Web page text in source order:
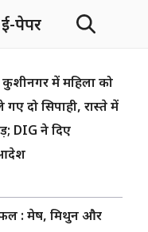
ई-पेपर
कुशीनगर में महिला को
दो सिपाही, रास्ते में
DIG ने दिए
: मेष, मिथुन और